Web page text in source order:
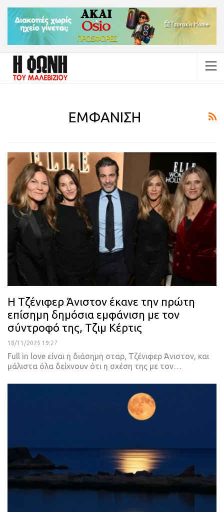
ΕΜΦΑΝΙΣΗ
Η Τζένιφερ Άνιστον έκανε την πρώτη
επίσημη δημόσια εμφάνιση με τον
σύντροφό της, Τζιμ Κέρτις
18/11/2025 19:27
Full in love είναι η διάσημη σταρ, Τζένιφερ Άνιστον, και
μάλιστα όλα δείχνουν ότι η σχέση της με τον…